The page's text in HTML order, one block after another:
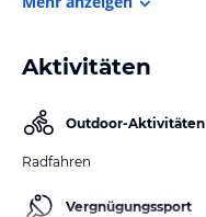
Aktivitäten
Outdoor-Aktivitäten
Radfahren
Vergnügungssport